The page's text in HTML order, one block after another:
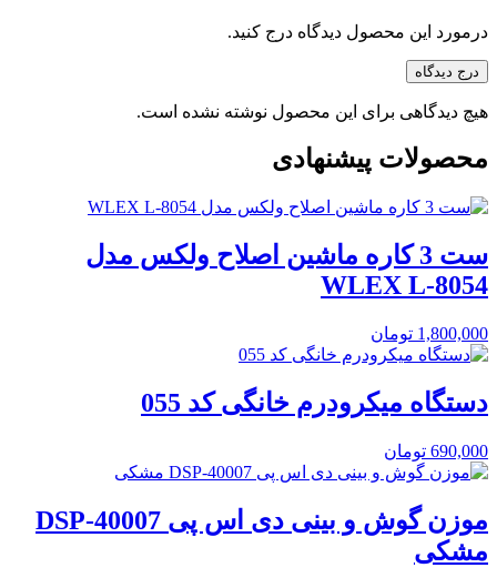
درمورد این محصول دیدگاه درج کنید.
درج دیدگاه
هیچ دیدگاهی برای این محصول نوشته نشده است.
محصولات پیشنهادی
ست 3 کاره ماشین اصلاح ولکس مدل
WLEX L-8054
1,800,000 تومان
دستگاه میکرودرم خانگی کد 055
690,000 تومان
موزن گوش و بینی دی اس پی DSP-40007
مشکی